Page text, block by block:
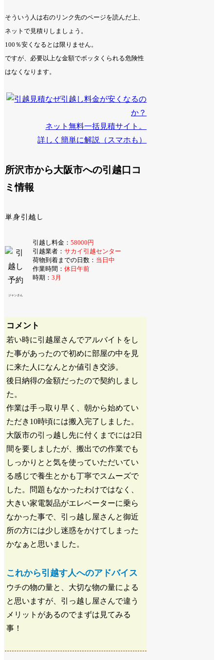
そういう人は右のリンク先のページを読んだ上、
ネットで見積りしましょう。
100％安くなるとは限りません。
ですが、必要以上な金額でボッタくられる危険性
はなくなります。
なぜ引越し料金が安くなるの
か？
ネット無料一括見積サイト。
詳しく簡単に解説（スマホも）
所沢市から大阪市への引越口コ
ミ情報
単身引越し
ジャンさん
引越し料金： 58000円
引越業者： サカイ引越センター
荷物到着までの日数： 当日中
作業時間： 休日午前
時期： 3月
コメント
若い時に引越屋さんでアルバイトをし
た事があったので初めに部屋の中を見
に来た人になんとか値引き交渉。
後日納得の金額だったので契約しまし
た。
作業は手っ取り早く、朝から始めてい
ただき10時頃には搬入完了しました。
大阪市の引っ越し先に付くまでには2日
間を要しましたが、搬出での作業でも
しっかりとと気を使っていただいてい
る感じで養生とかも丁寧でスムーズで
した。問題もなかったわけではなく、
大きい家電製品がエレベーターに乗ら
なかった事で、引っ越し屋さんと御近
所の方には少し迷惑をかけてしまった
かなぁと思いました。
これから引越す人へのアドバイス
ウチの物の量と、大切な物の量による
と思いますが、引っ越し屋さんで違う
メリットがあるのでまずは見てみる
事！